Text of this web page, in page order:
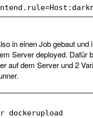
in einen Job gebaut und
Server deployed. Dafür
auf dem Server und 2
dockerupload